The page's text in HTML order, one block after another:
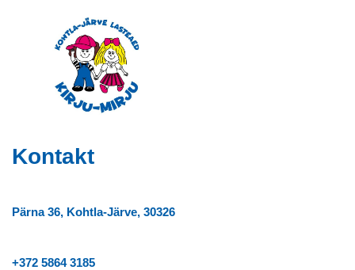
Kontakt
Pärna 36, Kohtla-Järve, 30326
+372 5864 3185